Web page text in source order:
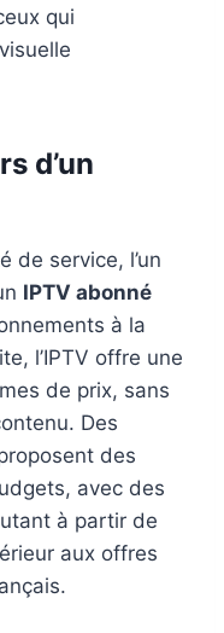
qui
d’un
de service, l’un
IPTV abonné
à la
l’IPTV offre une
de prix, sans
Des
des
avec des
à partir de
aux offres